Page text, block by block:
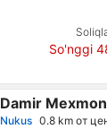
So'nggi
Damir
Nukus 0.8 km от